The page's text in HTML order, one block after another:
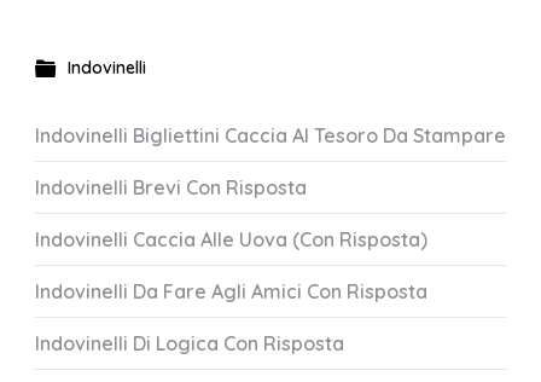
Indovinelli
Indovinelli Bigliettini Caccia Al Tesoro Da Stampare
Indovinelli Brevi Con Risposta
Indovinelli Caccia Alle Uova (Con Risposta)
Indovinelli Da Fare Agli Amici Con Risposta
Indovinelli Di Logica Con Risposta